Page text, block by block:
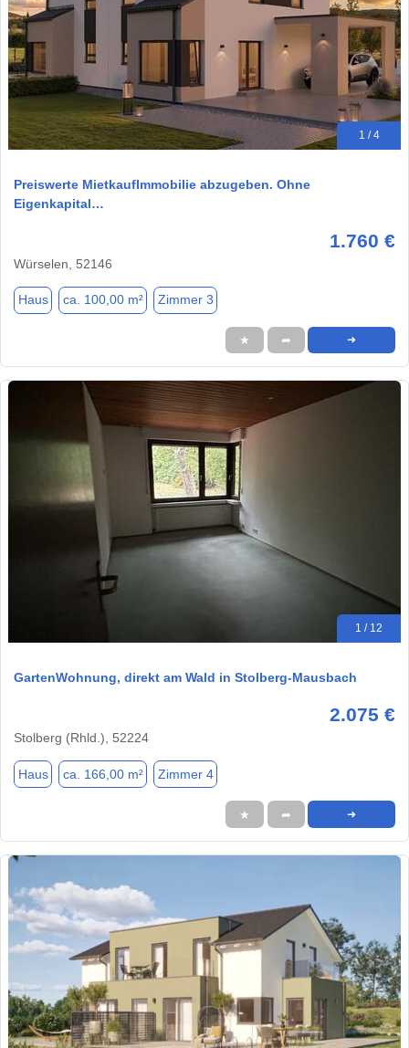
1 / 4
Preiswerte MietkaufImmobilie abzugeben. Ohne
Eigenkapital…
1.760 €
Würselen, 52146
Haus ca. 100,00 m² Zimmer 3
★ ➦ ➜
1 / 12
GartenWohnung, direkt am Wald in Stolberg-Mausbach
2.075 €
Stolberg (Rhld.), 52224
Haus ca. 166,00 m² Zimmer 4
★ ➦ ➜